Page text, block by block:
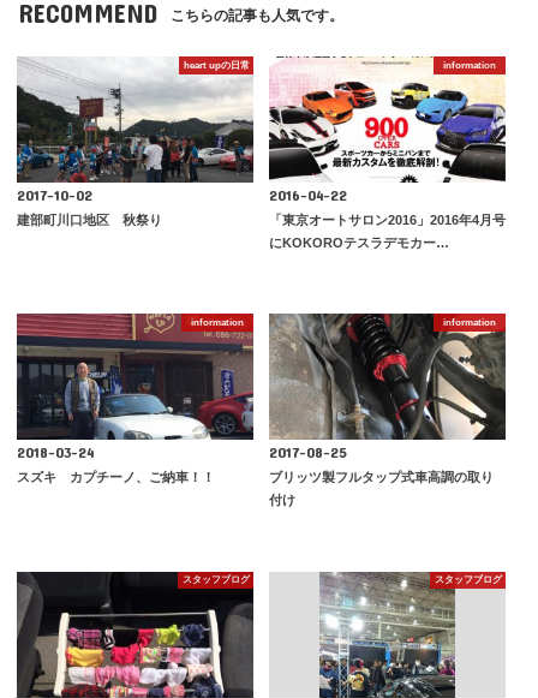
RECOMMEND こちらの記事も人気です。
heart upの日常
2017-10-02
建部町川口地区 秋祭り
information
2016-04-22
「東京オートサロン2016」2016年4月号
にKOKOROテスラデモカー…
information
2018-03-24
スズキ カプチーノ、ご納車！！
information
2017-08-25
ブリッツ製フルタップ式車高調の取り
付け
スタッフブログ スタッフブログ